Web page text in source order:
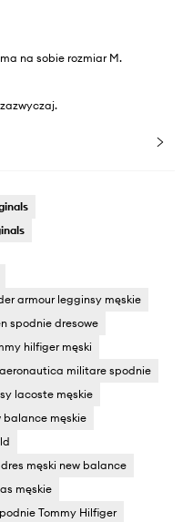
na sobie rozmiar M.
armour legginsy męskie
spodnie dresowe
hilfiger męski
aeronautica militare spodnie
lacoste męskie
balance męskie
dres męski new balance
męskie
Tommy Hilfiger